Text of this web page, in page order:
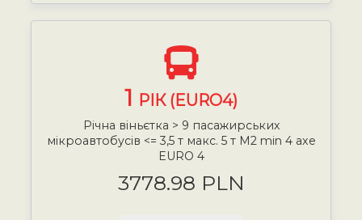
1 РІК (EURO4)
Річна віньєтка > 9 пасажирських
мікроавтобусів <= 3,5 т макс. 5 т М2 min 4 axe
EURO 4
3778.98 PLN